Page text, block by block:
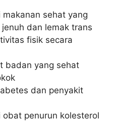
makanan sehat yang
dan lemak trans
fisik secara
badan yang sehat
dan penyakit
obat penurun kolesterol